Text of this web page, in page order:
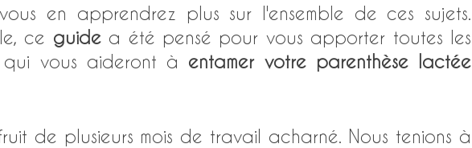
en apprendrez plus sur l'ensemble de ces sujets.
ce guide
qui vous aideront à entamer votre parenthèse lactée
de plusieurs mois de travail acharné. Nous tenions à